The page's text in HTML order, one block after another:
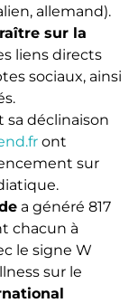
allemand).
sur la
liens directs
sociaux, ainsi
sa déclinaison
ont
sur
a généré 817
chacun à
le signe W
sur le